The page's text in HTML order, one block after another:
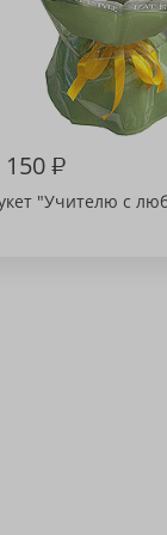
150₽
"Учителю с